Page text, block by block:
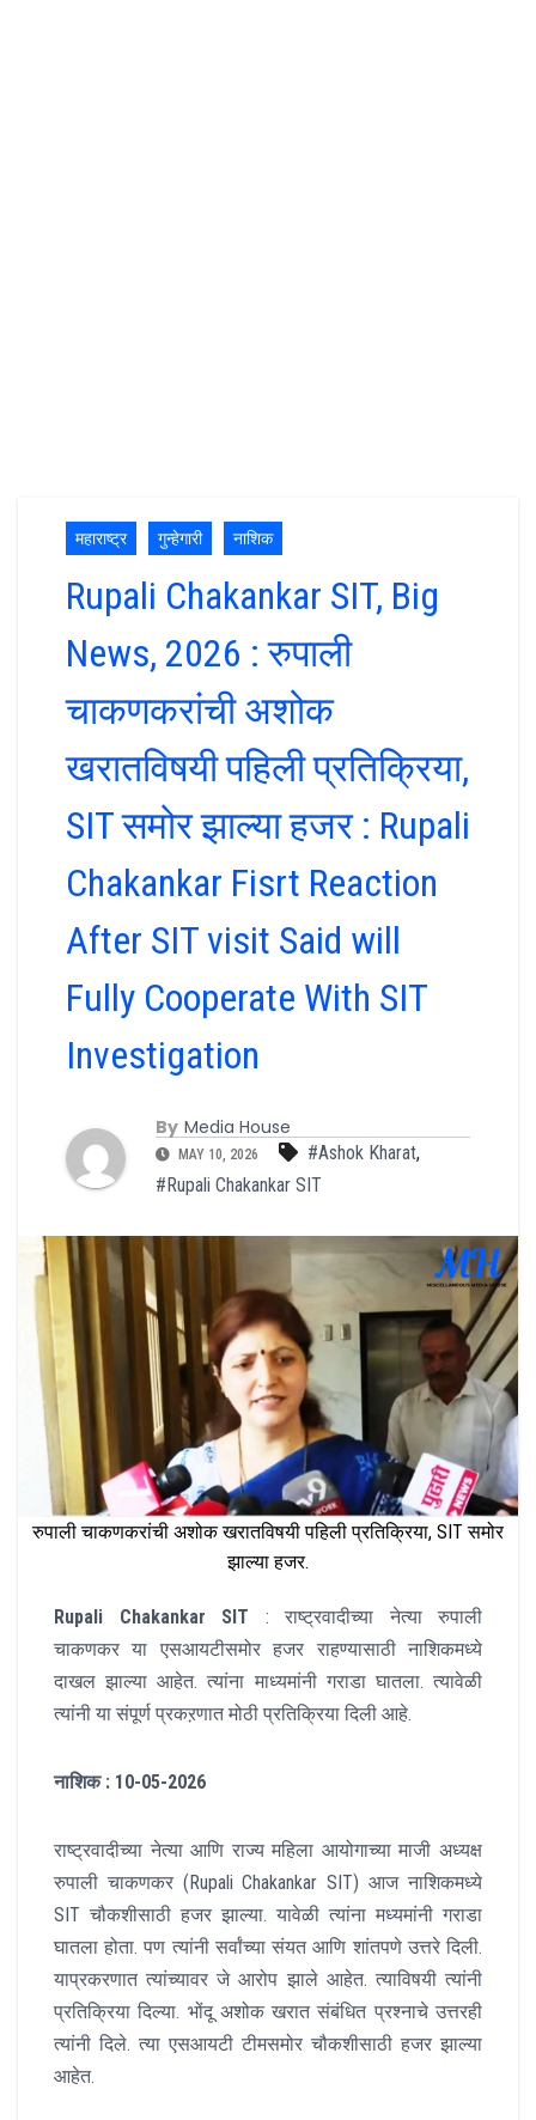
महाराष्ट्र गुन्हेगारी नाशिक
Rupali Chakankar SIT, Big
News, 2026 : रुपाली
चाकणकरांची अशोक
खरातविषयी पहिली प्रतिक्रिया,
SIT समोर झाल्या हजर : Rupali
Chakankar Fisrt Reaction
After SIT visit Said will
Fully Cooperate With SIT
Investigation
By Media House
MAY 10, 2026 #Ashok Kharat,
#Rupali Chakankar SIT
रुपाली चाकणकरांची अशोक खरातविषयी पहिली प्रतिक्रिया, SIT समोर
झाल्या हजर.
Rupali Chakankar SIT : राष्ट्रवादीच्या नेत्या रुपाली
चाकणकर या एसआयटीसमोर हजर राहण्यासाठी नाशिकमध्ये
दाखल झाल्या आहेत. त्यांना माध्यमांनी गराडा घातला. त्यावेळी
त्यांनी या संपूर्ण प्रकऱणात मोठी प्रतिक्रिया दिली आहे.
नाशिक : 10-05-2026
राष्ट्रवादीच्या नेत्या आणि राज्य महिला आयोगाच्या माजी अध्यक्ष
रुपाली चाकणकर (Rupali Chakankar SIT) आज नाशिकमध्ये
SIT चौकशीसाठी हजर झाल्या. यावेळी त्यांना मध्यमांनी गराडा
घातला होता. पण त्यांनी सर्वांच्या संयत आणि शांतपणे उत्तरे दिली.
याप्रकरणात त्यांच्यावर जे आरोप झाले आहेत. त्याविषयी त्यांनी
प्रतिक्रिया दिल्या. भोंदू अशोक खरात संबंधित प्रश्नाचे उत्तरही
त्यांनी दिले. त्या एसआयटी टीमसमोर चौकशीसाठी हजर झाल्या
आहेत.